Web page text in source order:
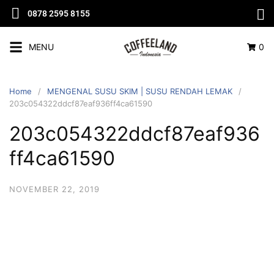
0878 2595 8155
MENU 0
Home
MENGENAL SUSU SKIM | SUSU RENDAH LEMAK
203c054322ddcf87eaf936ff4ca61590
203c054322ddcf87eaf936
ff4ca61590
NOVEMBER 22, 2019